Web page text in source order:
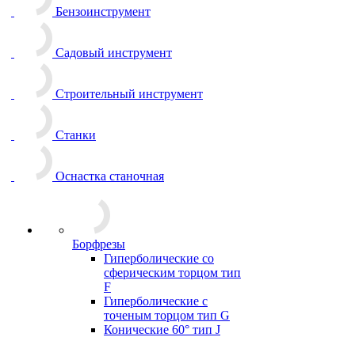
Бензоинструмент
Садовый инструмент
Строительный инструмент
Станки
Оснастка станочная
Борфрезы
Гиперболические cо
сферическим торцом тип
F
Гиперболические с
точеным торцом тип G
Конические 60° тип J